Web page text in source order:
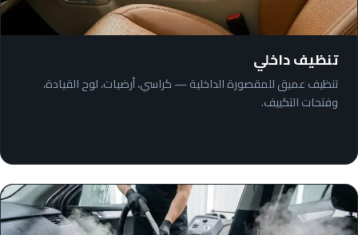
تنظيف داخلي
تنظيف عميق للمقصورة الداخلية — كراسي، أرضيات، لوح القيادة،
وفتحات التكييف.